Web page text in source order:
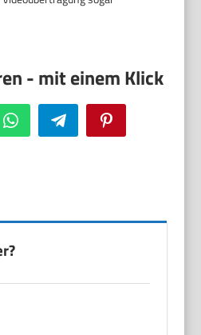
WhatsApp Telegram